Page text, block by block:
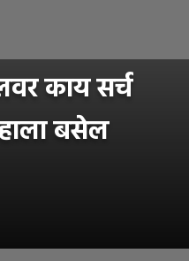
काय सर्च
बसेल